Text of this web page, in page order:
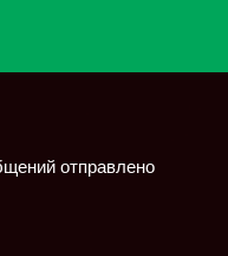
отправлено